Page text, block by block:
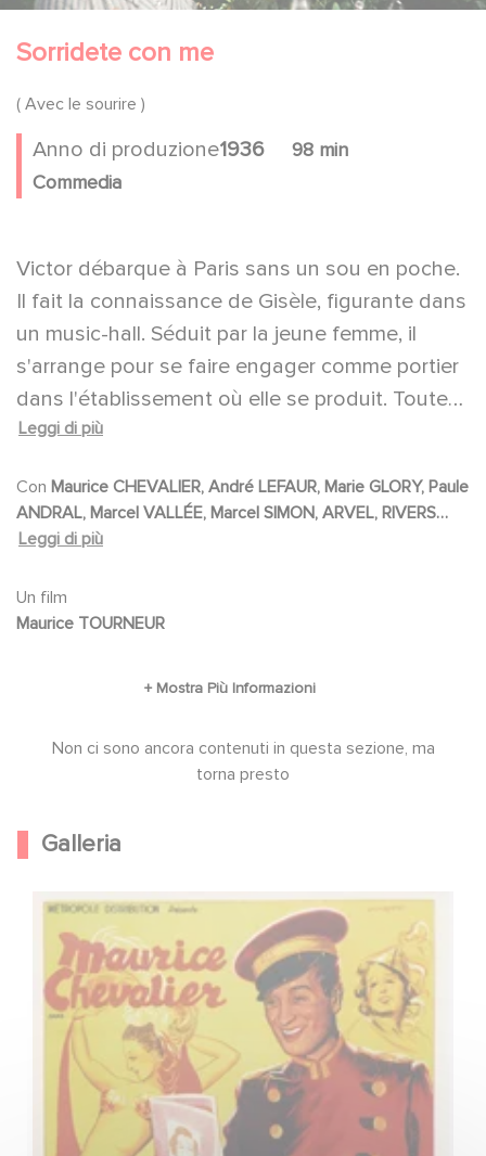
Sorridete con me
( Avec le sourire )
Anno di produzione1936
98 min
Commedia
Victor débarque à Paris sans un sou en poche.
Il fait la connaissance de Gisèle, figurante dans
un music-hall. Séduit par la jeune femme, il
s'arrange pour se faire engager comme portier
dans l'établissement où elle se produit. Toutes
les ruses et tous les stratagèmes sont bons
successivement vendeur de programmes,
secrétaire puis associé, Victor supplante
ascension sociale se faisant toujours « avec le
sourire ».
Leggi di più
Con
ANDRAL, Marcel VALLÉE, Marcel SIMON, ARVEL, RIVERS
CADET, Léon MORTON, Henry HOURY, Jean GOBET, Milly
Leggi di più
Un film
Maurice TOURNEUR
Non ci sono ancora contenuti in questa sezione, ma
torna presto
Galleria